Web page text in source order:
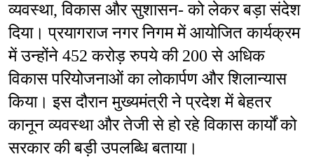
व्यवस्था, विकास और सुशासन- को लेकर बड़ा संदेश
दिया। प्रयागराज नगर निगम में आयोजित कार्यक्रम
में उन्होंने 452 करोड़ रुपये की 200 से अधिक
विकास परियोजनाओं का लोकार्पण और शिलान्यास
किया। इस दौरान मुख्यमंत्री ने प्रदेश में बेहतर
कानून व्यवस्था और तेजी से हो रहे विकास कार्यों को
सरकार की बड़ी उपलब्धि बताया।